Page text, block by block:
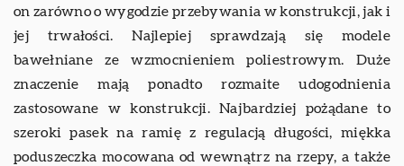
on zarówno o wygodzie przebywania w konstrukcji, jak i
jej trwałości. Najlepiej sprawdzają się modele
bawełniane ze wzmocnieniem poliestrowym. Duże
znaczenie mają ponadto rozmaite udogodnienia
zastosowane w konstrukcji. Najbardziej pożądane to
szeroki pasek na ramię z regulacją długości, miękka
poduszeczka mocowana od wewnątrz na rzepy, a także